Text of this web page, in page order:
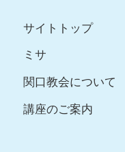
サイトトップ
ミサ
関口教会について
講座のご案内